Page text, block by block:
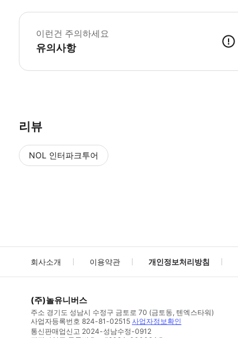
이런건 주의하세요
유의사항
리뷰
NOL 인터파크투어
회사소개 이용약관 개인정보처리방침
(주)놀유니버스
주소 경기도 성남시 수정구 금토로 70 (금토동, 텐엑스타워)
사업자등록번호 824-81-02515 사업자정보확인
통신판매업신고 2024-성남수정-0912